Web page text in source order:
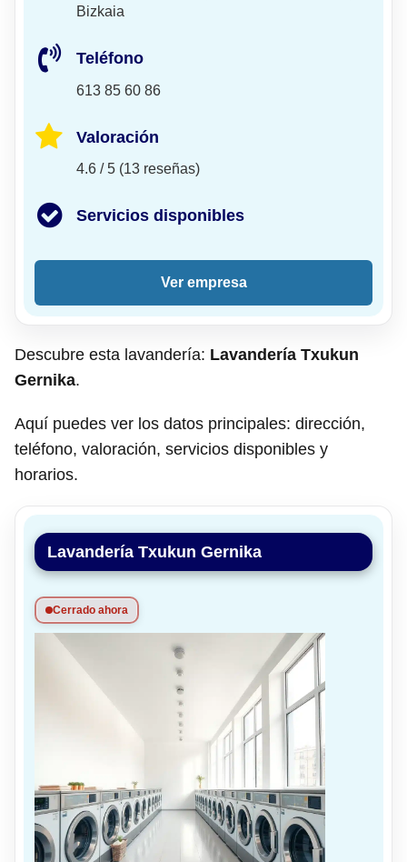
Bizkaia
Teléfono
613 85 60 86
Valoración
4.6 / 5 (13 reseñas)
Servicios disponibles
Ver empresa
Descubre esta lavandería: Lavandería Txukun
Gernika.
Aquí puedes ver los datos principales: dirección,
teléfono, valoración, servicios disponibles y
horarios.
Lavandería Txukun Gernika
Cerrado ahora